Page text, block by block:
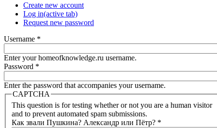
Create new account
Log in(active tab)
Request new password
Username *
Enter your homeofknowledge.ru username.
Password *
Enter the password that accompanies your username.
CAPTCHA
This question is for testing whether or not you are a human visitor
and to prevent automated spam submissions.
Как звали Пушкина? Александр или Пётр? *